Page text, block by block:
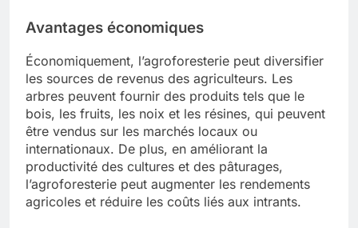
Avantages économiques
Économiquement, l’agroforesterie peut diversifier
les sources de revenus des agriculteurs. Les
arbres peuvent fournir des produits tels que le
bois, les fruits, les noix et les résines, qui peuvent
être vendus sur les marchés locaux ou
internationaux. De plus, en améliorant la
productivité des cultures et des pâturages,
l’agroforesterie peut augmenter les rendements
agricoles et réduire les coûts liés aux intrants.